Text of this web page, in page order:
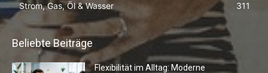
Strom, Gas, Öl & Wasser
311
Beliebte Beiträge
Flexibilität im Alltag: Moderne